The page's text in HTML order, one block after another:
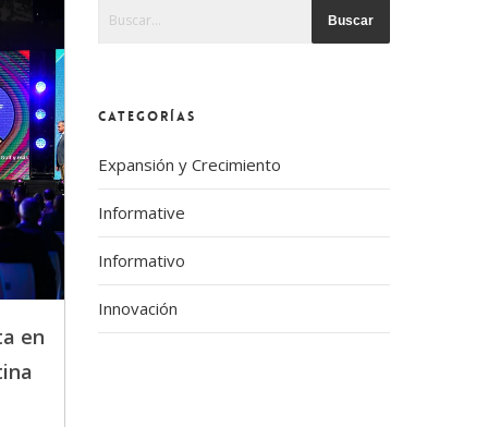
en
Esto es un campo de búsqueda con una función
CATEGORÍAS
Expansión y Crecimiento
Informative
Informativo
Innovación